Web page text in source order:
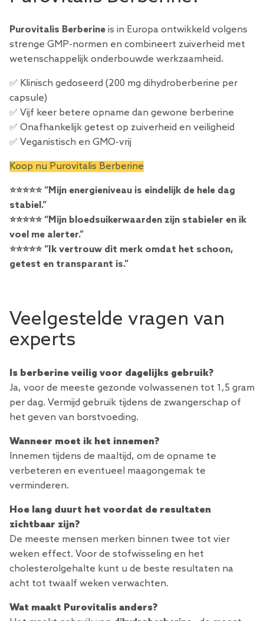
Purovitalis Berberine is in Europa ontwikkeld volgens
strenge GMP-normen en combineert zuiverheid met
wetenschappelijk onderbouwde werkzaamheid.
✅ Klinisch gedoseerd (200 mg dihydroberberine per
capsule)
✅ Vijf keer betere opname dan gewone berberine
✅ Onafhankelijk getest op zuiverheid en veiligheid
✅ Veganistisch en GMO-vrij
Koop nu Purovitalis Berberine
⭐⭐⭐⭐⭐ “Mijn energieniveau is eindelijk de hele dag
stabiel.”
⭐⭐⭐⭐⭐ “Mijn bloedsuikerwaarden zijn stabieler en ik
voel me alerter.”
⭐⭐⭐⭐⭐ “Ik vertrouw dit merk omdat het schoon,
getest en transparant is.”
Veelgestelde vragen van
experts
Is berberine veilig voor dagelijks gebruik?
Ja, voor de meeste gezonde volwassenen tot 1,5 gram
per dag. Vermijd gebruik tijdens de zwangerschap of
het geven van borstvoeding.
Wanneer moet ik het innemen?
Innemen tijdens de maaltijd, om de opname te
verbeteren en eventueel maagongemak te
verminderen.
Hoe lang duurt het voordat de resultaten
zichtbaar zijn?
De meeste mensen merken binnen twee tot vier
weken effect. Voor de stofwisseling en het
cholesterolgehalte kunt u de beste resultaten na
acht tot twaalf weken verwachten.
Wat maakt Purovitalis anders?